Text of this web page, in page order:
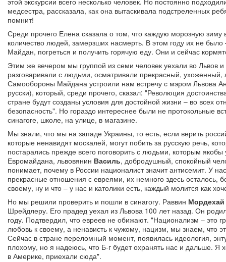
медсестра, рассказала, как она вытаскивала подстреленных
помнит!
Среди прочего Елена сказала о том, что каждую морозную зиму
количество людей, замерзших насмерть. В этом году их не
Майдан, погреться и получить горячую еду. Они и сейчас
Этим же вечером мы группой из семи человек уехали во Львов
разговаривали с людьми, осматривали прекрасный,
Самообороны Майдана устроили нам встречу с мэром Львова
русски), который, среди прочего, сказал: "Революция
стране будут созданы условия для достойной жизни – во всех
безопасность". Но гораздо интереснее были не протокольные
синагоге, школе, на улице, в магазине.
Мы знали, что мы на западе Украины, то есть, если верить
которые ненавидят москалей, могут побить за русскую речь,
постарались прежде всего поговорить с людьми, которым якобы
Евромайдана, львовянин Василь, добродушный, спокойный
понимает, почему в России националист значит антисемит. У
прекрасные отношения с евреями, их немного здесь осталось,
своему, ну и что – у нас и католики есть, каждый молится как
Но мы решили проверить и пошли в синагогу. Раввин Мордехай
Шрейдлеру. Его прадед уехал из Львова 100 лет назад. Он
году. Подтвердил, что евреев не обижают. "Национализм – это
любовь к своему, а ненависть к чужому, нацизм, мы знаем, что
Сейчас в стране переломный момент, появилась идеология,
плохому, но я надеюсь, что Б-г будет охранять нас и дальше. Я
в Америке, приехали сюда".